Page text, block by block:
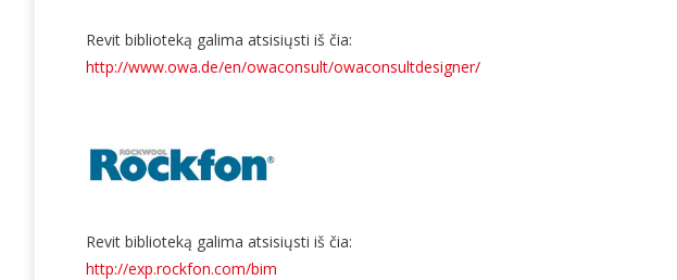
Revit biblioteką galima atsisiųsti iš čia:
http://www.owa.de/en/owaconsult/owaconsultdesigner/
Revit biblioteką galima atsisiųsti iš čia:
http://exp.rockfon.com/bim